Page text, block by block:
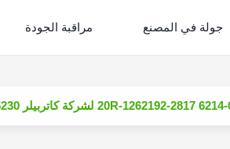
جولة في المصنع مراقبة الجودة